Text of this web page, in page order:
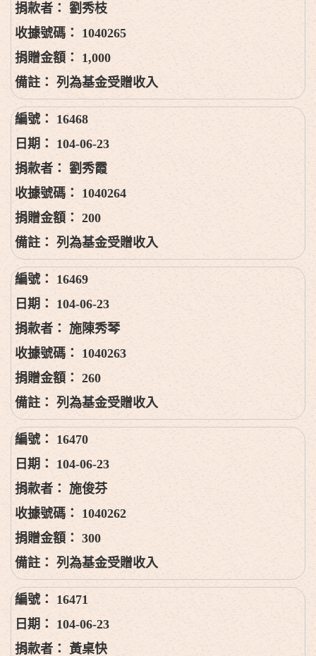
劉秀枝
1040265
1,000
列為基金受贈收入
16468
104-06-23
劉秀霞
1040264
200
列為基金受贈收入
16469
104-06-23
施陳秀琴
1040263
260
列為基金受贈收入
16470
104-06-23
施俊芬
1040262
300
列為基金受贈收入
16471
104-06-23
黃桌快